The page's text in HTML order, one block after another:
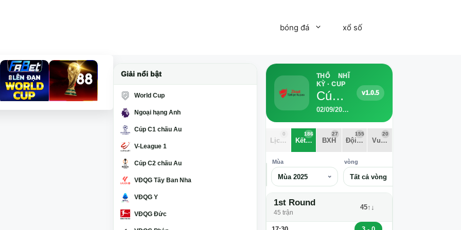
bóng đá xổ số
Giải nổi bật
World Cup
Ngoại hạng Anh
Cúp C1 châu Âu
V-League 1
Cúp C2 châu Âu
VĐQG Tây Ban Nha
VĐQG Ý
VĐQG Đức
THỔ NHĨ
KỲ · CUP
Cúp Quốc gia Thổ Nhĩ Kỳ 2025
02/09/2025 - 22/05/2026 · 155 Đội · 186 trận · 10 vòng
v1.0.5
Lịch thi đấu
0
Kết quả
186
BXH
27
Đội bóng
155
Vua phá lưới
20
⌕
Mùa
Mùa 2025
vòng
Tất cả vòng
1st Round
45 trận
45↑↓